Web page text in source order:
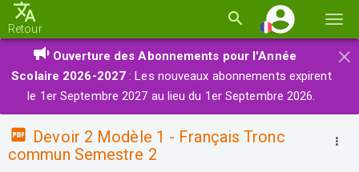
la
Retour
×
Ouverture des Abonnements pour l'Année
Scolaire 2026-2027 : Les nouveaux abonnements expirent
le 1er Septembre 2027 au lieu du 1er Septembre 2026.
Devoir 2 Modèle 1 - Français Tronc
commun Semestre 2